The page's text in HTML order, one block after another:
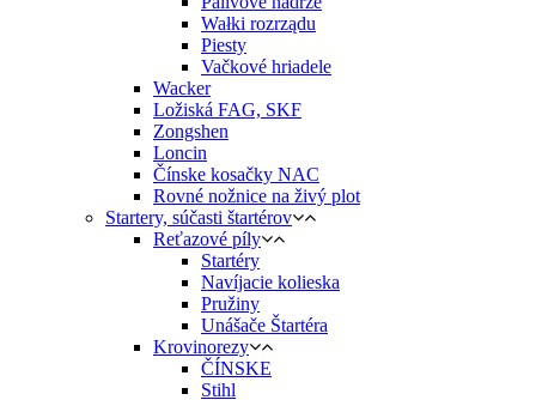
Wałki rozrządu
Piesty
Vačkové hriadele
Wacker
Ložiská FAG, SKF
Zongshen
Loncin
Čínske kosačky NAC
Rovné nožnice na živý plot
Startery, súčasti štartérov
Reťazové píly
Startéry
Navíjacie kolieska
Pružiny
Unášače Štartéra
Krovinorezy
ČÍNSKE
Stihl